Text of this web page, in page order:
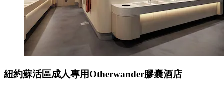
紐約蘇活區成人專用Otherwander膠囊酒店